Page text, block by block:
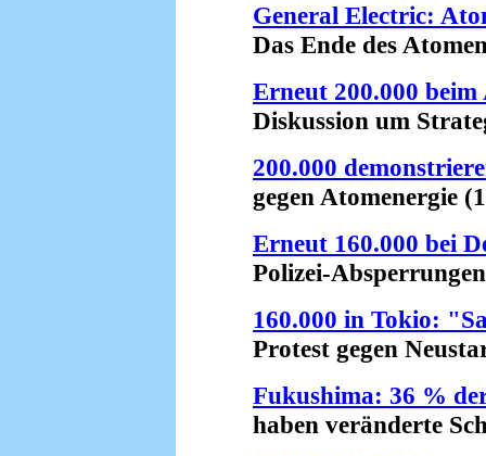
General Electric:
Das Ende des
Erneut 200.000
Diskussion um
200.000
gegen Atomenergie
Erneut 160.000 bei
Polizei-Absperrungen
160.000 in Tokio:
Protest gegen
Fukushima: 36 %
haben veränderte